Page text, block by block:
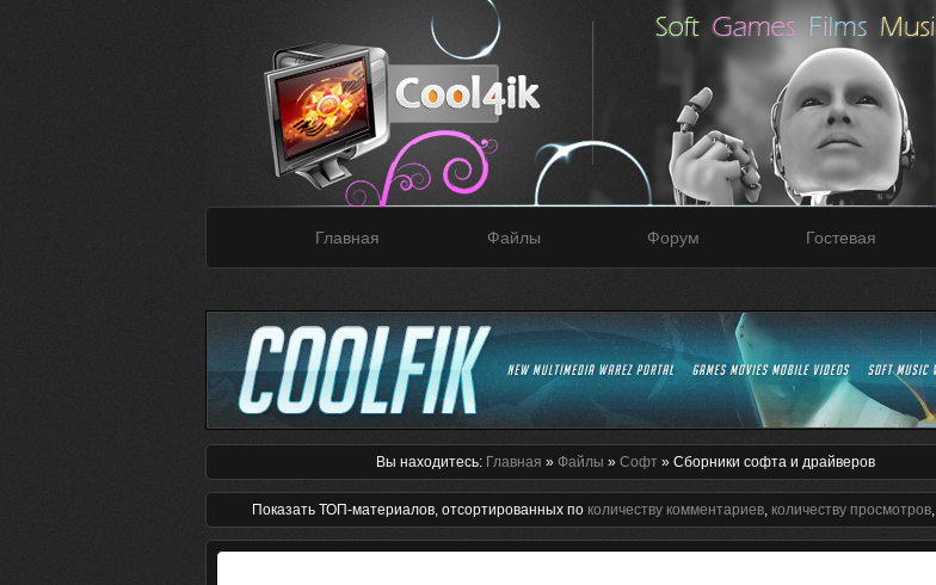
Главная Файлы Форум Гостевая
Вы находитесь: Главная » Файлы » Софт» Сборники софта и драйверов
Показать ТОП-материалов, отсортированных по количеству комментариев, количеству просмотров,